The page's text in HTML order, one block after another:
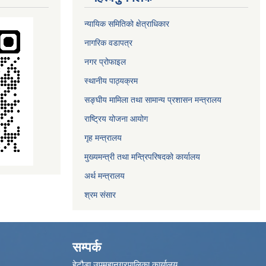
न्यायिक समितिको क्षेत्राधिकार
नागरिक वडापत्र
नगर प्रोफाइल
स्थानीय पाठ्यक्रम
सङ्घीय मामिला तथा सामान्य प्रशासन मन्त्रालय
राष्ट्रिय योजना आयोग
गृह मन्त्रालय
मुख्यमन्त्री तथा मन्त्रिपरिषदको कार्यालय
अर्थ मन्त्रालय
श्रम संसार
सम्पर्क